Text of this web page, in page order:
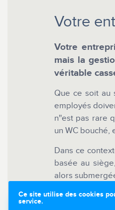
Votre
Votre
mais la
véritable
Que ce soit au
employés
n''est pas rare
un WC bouché,
Dans ce
basée au
alors
trier, à
employé de
Ce site utilise des cookies
service.